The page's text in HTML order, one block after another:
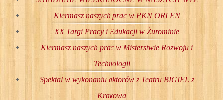
Kiermasz naszych prac w PKN ORLEN
XX Targi Pracy i Edukacji w Żurominie
Kiermasz naszych prac w Misterstwie Rozwoju i
Technologii
Spektal w wykonaniu aktorów z Teatru BIGIEL z
Krakowa